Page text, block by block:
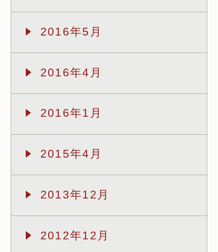
2016年5月
2016年4月
2016年1月
2015年4月
2013年12月
2012年12月